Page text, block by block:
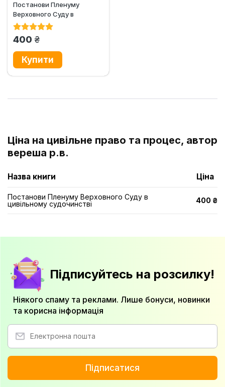
Постанови Пленуму
Верховного Суду в
цивільному судочинстві
400 грн.
Ціна на цивільне право та процес, автор
вереша р.в.
Назва книги Ціна
Постанови Пленуму Верховного Суду в
цивільному судочинстві
400 ₴
Підписуйтесь на розсилку!
Ніякого спаму та реклами. Лише бонуси, новинки
та корисна інформація
Підписатися